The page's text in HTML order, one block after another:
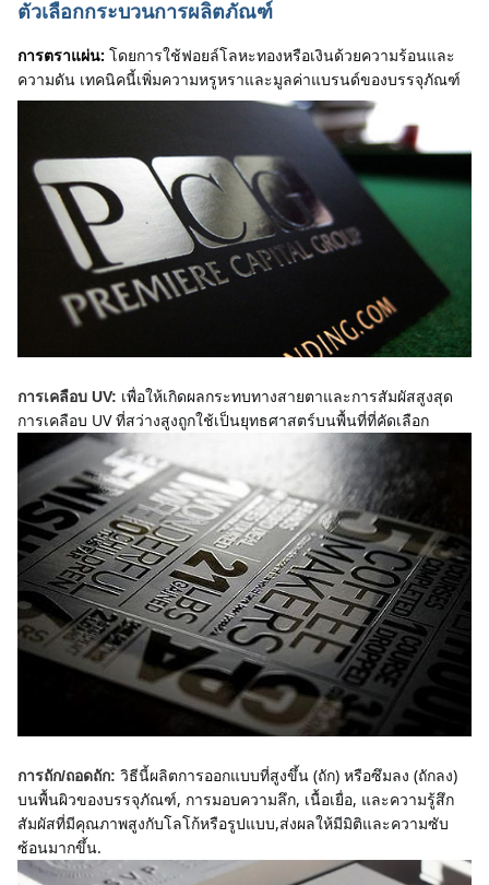
ตัวเลือกกระบวนการผลิตภัณฑ์
การตราแผ่น: โดยการใช้ฟอยล์โลหะทองหรือเงินด้วยความร้อนและ
ความดัน เทคนิคนี้เพิ่มความหรูหราและมูลค่าแบรนด์ของบรรจุภัณฑ์
การเคลือบ UV: เพื่อให้เกิดผลกระทบทางสายตาและการสัมผัสสูงสุด
การเคลือบ UV ที่สว่างสูงถูกใช้เป็นยุทธศาสตร์บนพื้นที่ที่คัดเลือก
การถัก/ถอดถัก: วิธีนี้ผลิตการออกแบบที่สูงขึ้น (ถัก) หรือซึมลง (ถักลง)
บนพื้นผิวของบรรจุภัณฑ์, การมอบความลึก, เนื้อเยื่อ, และความรู้สึก
สัมผัสที่มีคุณภาพสูงกับโลโก้หรือรูปแบบ,ส่งผลให้มีมิติและความซับ
ซ้อนมากขึ้น.